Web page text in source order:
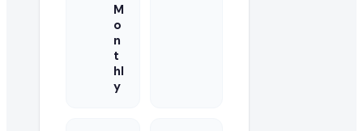
此 used oil 订单需要多大数量?
买家急需 20000 Metric Ton/Metric Tons Monthly 的 used
还有其他买家在寻找 used oil 吗?
M
o
n
t
hl
y